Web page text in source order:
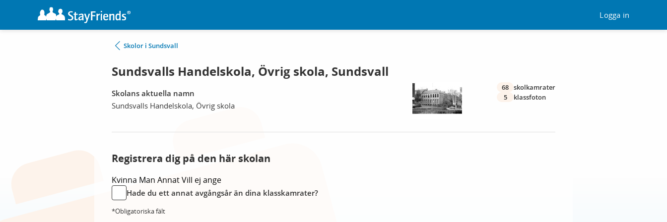
Logga in
Skolor i Sundsvall
Sundsvalls Handelskola, Övrig skola, Sundsvall
Skolans aktuella namn
Sundsvalls Handelskola, Övrig skola
68 skolkamrater
5
klassfoton
Registrera dig på den här skolan
Kvinna Man AnnatVill ej ange
Hade du ett annat avgångsår än dina klasskamrater?
*Obligatoriska fält